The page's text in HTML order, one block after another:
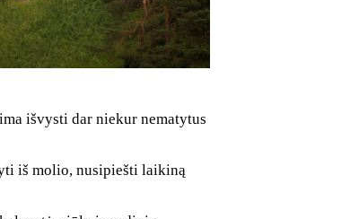
išvysti dar niekur nematytus
iš molio, nusipiešti laikiną